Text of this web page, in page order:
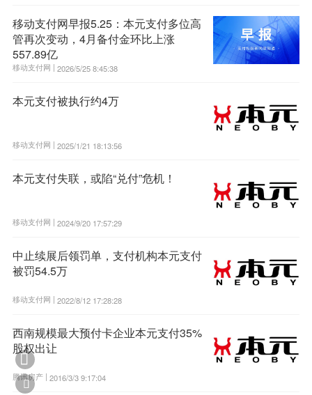
移动支付网早报5.25：本元支付多位高
管再次变动，4月备付金环比上涨
557.89亿
移动支付网 | 2026/5/25 8:45:38
本元支付被执行约4万
移动支付网 | 2025/1/21 18:13:56
本元支付失联，或陷“兑付”危机！
移动支付网 | 2024/9/20 17:57:29
中止续展后领罚单，支付机构本元支付
被罚54.5万
移动支付网 | 2022/8/12 17:28:28
西南规模最大预付卡企业本元支付35%
股权出让
腾讯房产 | 2016/3/3 9:17:04

